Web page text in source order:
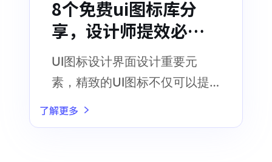
8个免费ui图标库分
享，设计师提效必
看！
UI图标设计界面设计重要元
素，精致的UI图标不仅可以提
高界面的美感，还能有效传达
信息
了解更多